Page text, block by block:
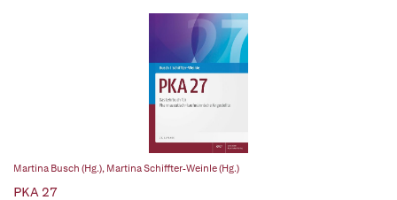
Martina Busch (Hg.), Martina Schiffter-Weinle (Hg.)
PKA 27